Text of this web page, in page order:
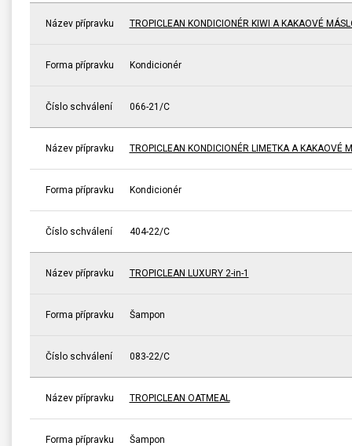
Název přípravku TROPICLEAN KONDICIONÉR KIWI A KAKAOVÉ
Forma přípravku Kondicionér
Číslo schválení 066-21/C
Název přípravku TROPICLEAN KONDICIONÉR LIMETKA A KAKAOVÉ
Forma přípravku Kondicionér
Číslo schválení 404-22/C
Název přípravku TROPICLEAN LUXURY 2-in-1
Forma přípravku Šampon
Číslo schválení 083-22/C
Název přípravku TROPICLEAN OATMEAL
Forma přípravku Šampon